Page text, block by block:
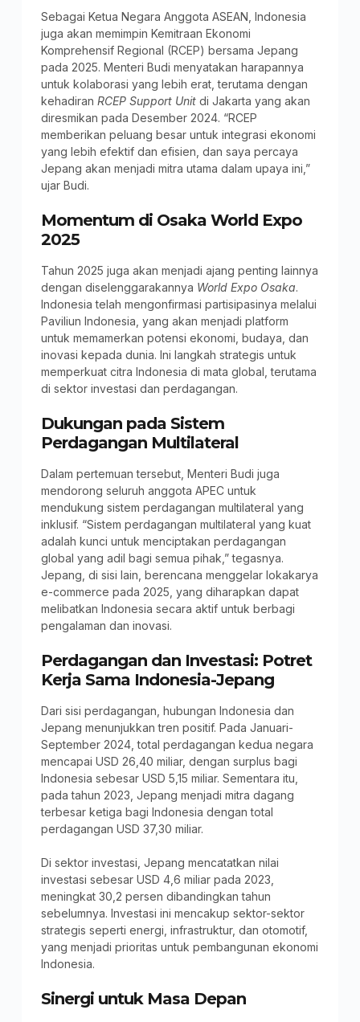
Sebagai Ketua Negara Anggota ASEAN, Indonesia
juga akan memimpin Kemitraan Ekonomi
Komprehensif Regional (RCEP) bersama Jepang
pada 2025. Menteri Budi menyatakan harapannya
untuk kolaborasi yang lebih erat, terutama dengan
kehadiran RCEP Support Unitdi Jakarta yang akan
diresmikan pada Desember 2024. “RCEP
memberikan peluang besar untuk integrasi ekonomi
yang lebih efektif dan efisien, dan saya percaya
Jepang akan menjadi mitra utama dalam upaya ini,”
ujar Budi.
Momentum di Osaka World Expo
2025
Tahun 2025 juga akan menjadi ajang penting lainnya
dengan diselenggarakannya World Expo Osaka.
Indonesia telah mengonfirmasi partisipasinya melalui
Paviliun Indonesia, yang akan menjadi platform
untuk memamerkan potensi ekonomi, budaya, dan
inovasi kepada dunia. Ini langkah strategis untuk
memperkuat citra Indonesia di mata global, terutama
di sektor investasi dan perdagangan.
Dukungan pada Sistem
Perdagangan Multilateral
Dalam pertemuan tersebut, Menteri Budi juga
mendorong seluruh anggota APEC untuk
mendukung sistem perdagangan multilateral yang
inklusif. “Sistem perdagangan multilateral yang kuat
adalah kunci untuk menciptakan perdagangan
global yang adil bagi semua pihak,” tegasnya.
Jepang, di sisi lain, berencana menggelar lokakarya
e-commerce pada 2025, yang diharapkan dapat
melibatkan Indonesia secara aktif untuk berbagi
pengalaman dan inovasi.
Perdagangan dan Investasi: Potret
Kerja Sama Indonesia-Jepang
Dari sisi perdagangan, hubungan Indonesia dan
Jepang menunjukkan tren positif. Pada Januari-
September 2024, total perdagangan kedua negara
mencapai USD 26,40 miliar, dengan surplus bagi
Indonesia sebesar USD 5,15 miliar. Sementara itu,
pada tahun 2023, Jepang menjadi mitra dagang
terbesar ketiga bagi Indonesia dengan total
perdagangan USD 37,30 miliar.
Di sektor investasi, Jepang mencatatkan nilai
investasi sebesar USD 4,6 miliar pada 2023,
meningkat 30,2 persen dibandingkan tahun
sebelumnya. Investasi ini mencakup sektor-sektor
strategis seperti energi, infrastruktur, dan otomotif,
yang menjadi prioritas untuk pembangunan ekonomi
Indonesia.
Sinergi untuk Masa Depan